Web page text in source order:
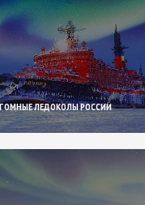
ЛЕДОКОЛЫ РОССИИ